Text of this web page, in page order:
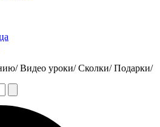
Видео уроки/ Сколки/ Подарки/